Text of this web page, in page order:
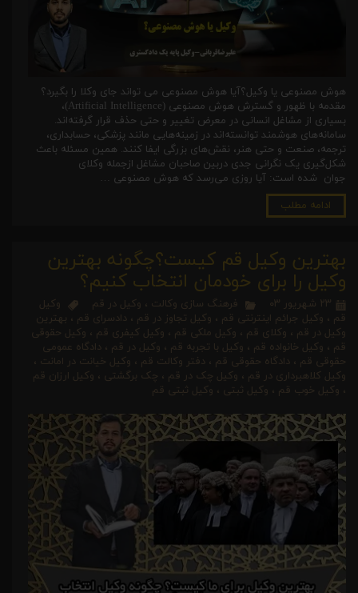
هوش مصنوعی یا وکیل؟آیا هوش مصنوعی می تواند جای وکلا را بگیرد؟
مقدمه با ظهور و گسترش هوش مصنوعی (Artificial Intelligence)،
بسیاری از مشاغل انسانی در معرض تغییر و حتی حذف قرار گرفته‌اند.
سامانه‌های هوشمند توانسته‌اند در زمینه‌هایی مانند پزشکی، حسابداری،
ترجمه، صنعت و حتی هنر، نقش‌های بزرگی ایفا کنند. همین مسئله باعث
شکل‌گیری یک نگرانی جدی دربین صاحبان مشاغل ازجمله وکلای
جوان شده است: آیا روزی می‌رسد که هوش مصنوعی …
ادامه مطلب
بهترین وکیل قم کیست؟چگونه بهترین
وکیل را برای خودمان انتخاب کنیم؟
۲۳ شهریور ۰۳ فرهنگ سازی وکالت ، وکیل در قم
وکیل
قم ، وکیل جرائم اینترنتی قم ، وکیل تجاوز در قم ، دادسرای قم ، بهترین
وکیل در قم ، وکلای قم ، وکیل ملکی قم ، وکیل کیفری قم ، وکیل حقوقی
قم ، وکیل خانواده قم ، وکیل با تجربه قم ، وکیل در قم ، دادگاه عمومی
حقوقی قم ، دادگاه حقوقی قم ، دفتر وکالت قم ، وکیل خیانت در امانت ،
وکیل کلاهبرداری در قم ، وکیل چک در قم ، چک برگشتی ، وکیل ارزان قم
، وکیل خوب قم ، وکیل ثبتی ، وکیل ثبتی قم